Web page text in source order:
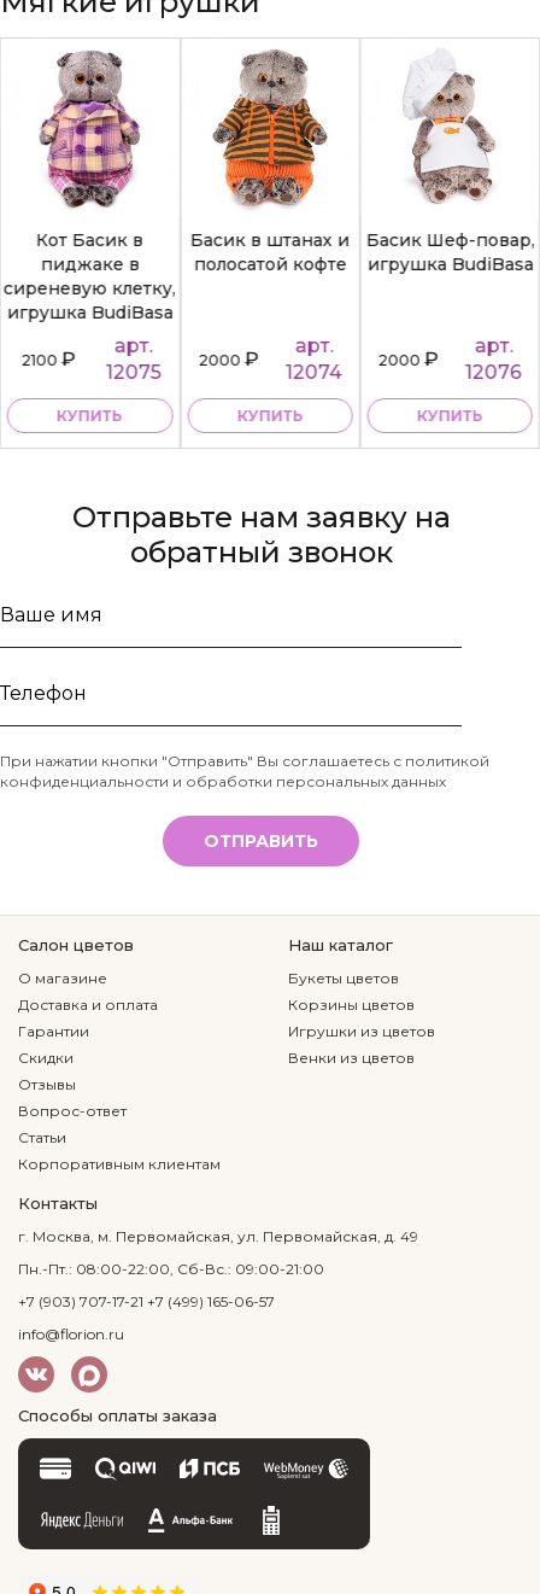
Кот Басик в
пиджаке в
сиреневую клетку,
игрушка BudiBasa
2100₽
арт.
12075
КУПИТЬ
Басик в штанах и
полосатой кофте
2000₽
арт.
12074
КУПИТЬ
Басик Шеф-повар,
игрушка BudiBasa
2000₽
арт.
12076
КУПИТЬ
Отправьте нам заявку на
обратный звонок
Ваше
Телефон
*
При нажатии кнопки "Отправить" Вы соглашаетесь с политикой
конфиденциальности и обработки персональных данных
ОТПРАВИТЬ
Салон цветов
О магазине
Доставка и оплата
Гарантии
Скидки
Отзывы
Вопрос-ответ
Статьи
Корпоративным клиентам
Наш каталог
Букеты цветов
Корзины цветов
Игрушки из цветов
Венки из цветов
Контакты
г. Москва, м. Первомайская, ул. Первомайская, д. 49
Пн.-Пт.: 08:00-22:00, Сб-Вс.: 09:00-21:00
+7 (903) 707-17-21 +7 (499) 165-06-57
info@florion.ru
Способы оплаты заказа